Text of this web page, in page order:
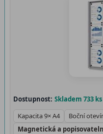
Dostupnost: Skladem 733 ks
Kapacita 9× A4
Boční
Magnetická a